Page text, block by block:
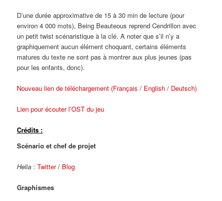
D’une durée approximative de 15 à 30 min de lecture (pour
environ 4 000 mots), Being Beauteous reprend Cendrillon avec
un petit twist scénaristique à la clé. A noter que s’il n’y a
graphiquement aucun élément choquant, certains éléments
matures du texte ne sont pas à montrer aux plus jeunes (pas
pour les enfants, donc).
Nouveau lien de téléchargement (Français / English / Deutsch)
Lien pour écouter l’OST du jeu
Crédits :
Scénario et chef de projet
Helia :Twitter/ Blog
Graphismes